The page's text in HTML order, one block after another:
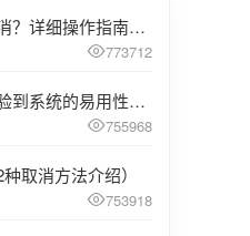
座机呼叫转移如何取消？详细操作指南介绍
773712
云呼试用三分钟（体验到系统的易用性和高效性）
755968
取消方法介绍）
753918